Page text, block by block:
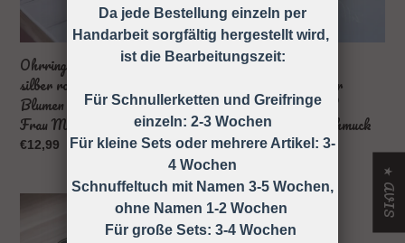
Geschenk
Freundin
Frau
Mädchen
Ohrringe Ohrstecker gold
silber roségold Edelstahl
Blumen Geschenk Freundin
Frau Mädchen
Prix
€12,99
Blumen
Geschenk
Schmuck
Edelstahl Ohrringe
Ohrstecker gold silber
roségold Farbauswahl
Blumen Geschenk Schmuck
Prix
normal
€12,99
★ AVIS
Da jede Bestellung einzeln per
Handarbeit sorgfältig hergestellt wird,
ist die Bearbeitungszeit:
Für Schnullerketten und Greifringe
einzeln: 2-3 Wochen
Für kleine Sets oder mehrere Artikel: 3-
4 Wochen
Schnuffeltuch mit Namen 3-5 Wochen,
ohne Namen 1-2 Wochen
Für große Sets: 3-4 Wochen